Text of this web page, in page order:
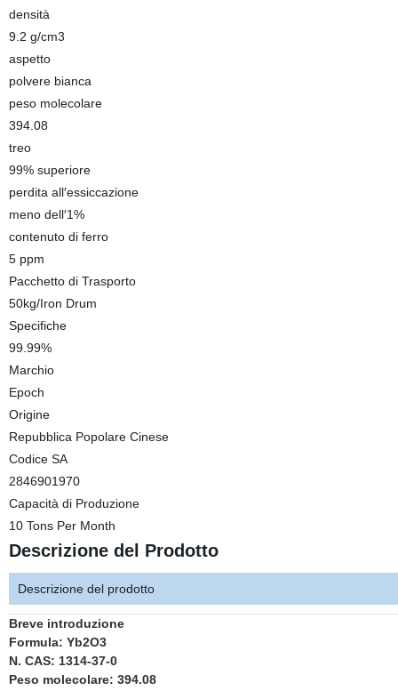
densità
9.2 g/cm3
aspetto
polvere bianca
peso molecolare
394.08
treo
99% superiore
perdita all′essiccazione
meno dell′1%
contenuto di ferro
5 ppm
Pacchetto di Trasporto
50kg/Iron Drum
Specifiche
99.99%
Marchio
Epoch
Origine
Repubblica Popolare Cinese
Codice SA
2846901970
Capacità di Produzione
10 Tons Per Month
Descrizione del Prodotto
Descrizione del prodotto
Breve introduzione
Formula: Yb2O3
N. CAS: 1314-37-0
Peso molecolare: 394.08